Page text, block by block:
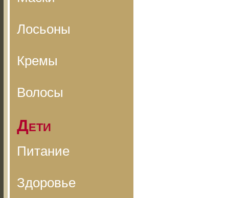
Лосьоны
Кремы
Волосы
Дети
Питание
Здоровье